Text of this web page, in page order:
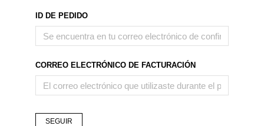
ID DE PEDIDO
CORREO ELECTRÓNICO DE FACTURACIÓN
SEGUIR